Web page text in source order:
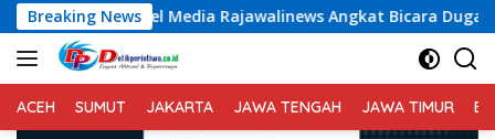
Langsung
ke
konten
Breaking News
Rajawalinews Angkat Bicara Dugaan Penggelapan Dana
ACEH SUMUT JAKARTA JAWA TENGAH JAWA TIMUR